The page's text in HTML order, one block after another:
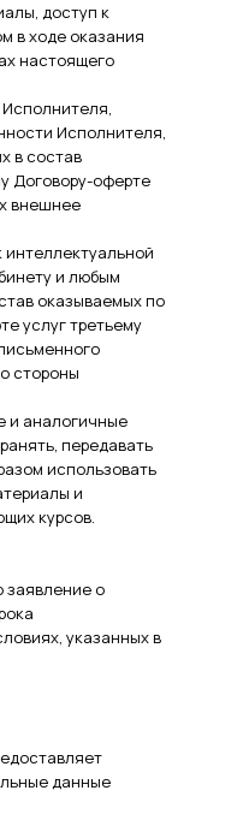
доступ к
в ходе оказания
настоящего
Исполнителя,
в состав
Договору-оферте
внешнее
интеллектуальной
и любым
оказываемых по
услуг третьему
стороны
и аналогичные
передавать
использовать
и
курсов.
заявление о
указанных в
данные